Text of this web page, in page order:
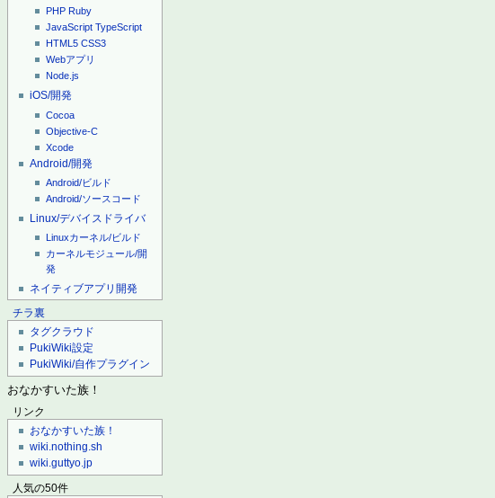
PHP Ruby
JavaScript TypeScript
HTML5 CSS3
Webアプリ
Node.js
iOS/開発
Cocoa
Objective-C
Xcode
Android/開発
Android/ビルド
Android/ソースコード
Linux/デバイスドライバ
Linuxカーネル/ビルド
カーネルモジュール/開
発
ネイティブアプリ開発
チラ裏
タグクラウド
PukiWiki設定
PukiWiki/自作プラグイン
おなかすいた族！
リンク
おなかすいた族！
wiki.nothing.sh
wiki.guttyo.jp
人気の50件